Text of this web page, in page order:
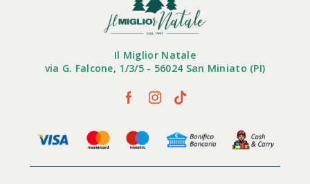
Il Miglior Natale
via G. Falcone, 1/3/5 - 56024 San Miniato (PI)